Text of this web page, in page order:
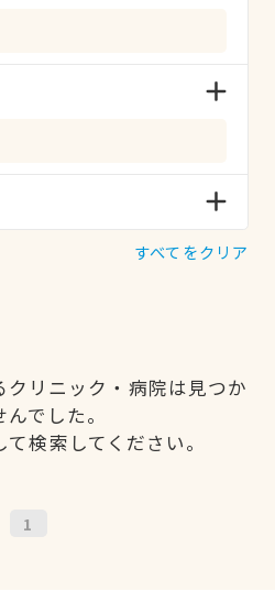
すべてをクリア
リニック・病院は見つか
んでした。
検索してください。
1